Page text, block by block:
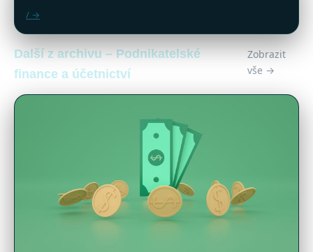
/ →
Další z archivu – Podnikatelské
finance a účetnictví
Zobrazit
vše →